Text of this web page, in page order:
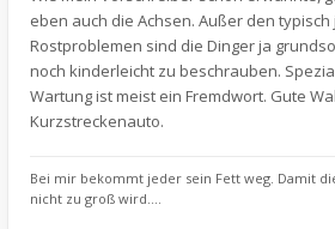
eben auch die Achsen. Außer den
Rostproblemen sind die Dinger ja
noch kinderleicht zu beschrauben.
Wartung ist meist ein Fremdwort. Gute
Kurzstreckenauto.
Bei mir bekommt jeder sein Fett weg. Damit
nicht zu groß wird....